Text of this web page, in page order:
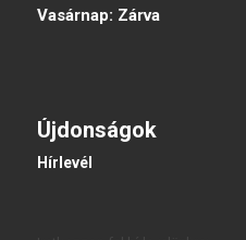
Vasárnap: Zárva
Újdonságok
Hírlevél